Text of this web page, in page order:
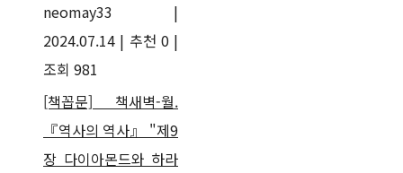
neomay33
|
2024.07.14 | 추천 0 |
조회 981
[책꼽문] 책새벽-월.
『역사의 역사』 "제9
장 다이아몬드와 하라